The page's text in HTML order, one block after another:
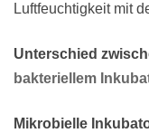
Luftfeuchtigkeit mit
Unterschied
bakteriellem
Mikrobielle